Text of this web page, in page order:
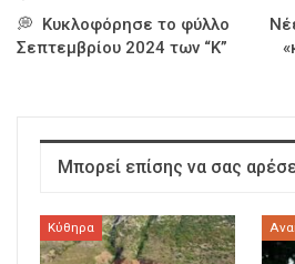
💭 Κυκλοφόρησε το φύλλο
Σεπτεμβρίου 2024 των “Κ”
Μπορεί επίσης να σας
Κύθηρα